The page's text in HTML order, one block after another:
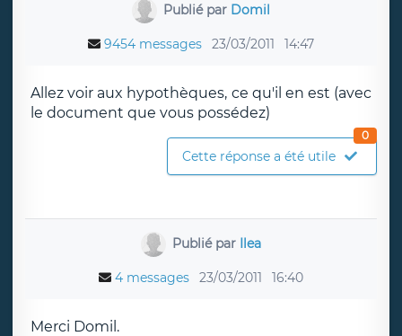
Publié par Domil
9454 messages 23/03/2011 14:47
Allez voir aux hypothèques, ce qu'il en est (avec
le document que vous possédez)
Cette réponse a été utile
0
Publié par Ilea
4 messages 23/03/2011 16:40
Merci Domil.